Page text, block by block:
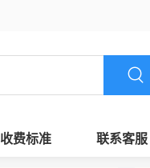
收费标准 联系客服